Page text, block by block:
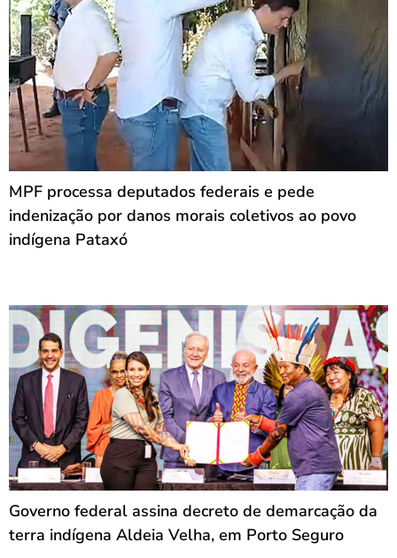
MPF processa deputados federais e pede
indenização por danos morais coletivos ao povo
indígena Pataxó
Governo federal assina decreto de demarcação da
terra indígena Aldeia Velha, em Porto Seguro